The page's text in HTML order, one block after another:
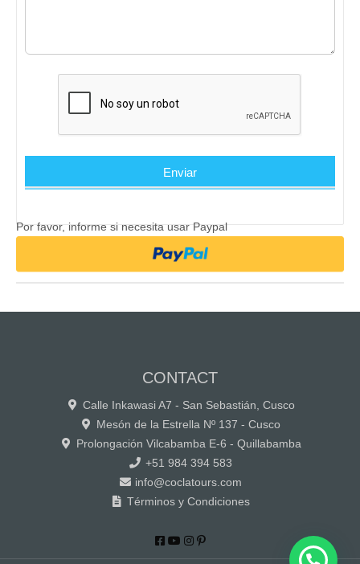
Por favor, informe si necesita usar Paypal
CONTACT
Calle Inkawasi A7 - San Sebastián, Cusco
Mesón de la Estrella Nº 137 - Cusco
Prolongación Vilcabamba E-6 - Quillabamba
+51 984 394 583
info@coclatours.com
Términos y Condiciones